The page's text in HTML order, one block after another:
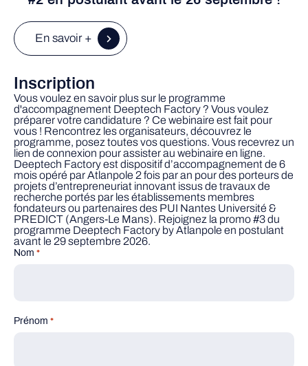
En savoir +
Inscription
Vous voulez en savoir plus sur le programme
d'accompagnement Deeptech Factory ? Vous voulez
préparer votre candidature ? Ce webinaire est fait pour
vous ! Rencontrez les organisateurs, découvrez le
programme, posez toutes vos questions. Vous recevrez un
lien de connexion pour assister au webinaire en ligne.
Deeptech Factory est dispositif d’accompagnement de 6
mois opéré par Atlanpole 2 fois par an pour des porteurs de
projets d’entrepreneuriat innovant issus de travaux de
recherche portés par les établissements membres
fondateurs ou partenaires des PUI Nantes Université &
PREDICT (Angers-Le Mans). Rejoignez la promo #3 du
programme Deeptech Factory by Atlanpole en postulant
avant le 29 septembre 2026.
Nom *
Prénom *